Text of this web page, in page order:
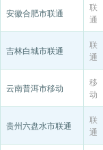
安徽合肥市联通
联
通
吉林白城市联通
联
通
云南普洱市移动
移
动
贵州六盘水市联通
联
通